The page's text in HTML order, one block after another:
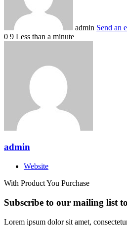
admin Send an
0 9 Less than a minute
admin
Website
With Product You Purchase
Subscribe to our mailing list
Lorem ipsum dolor sit amet,